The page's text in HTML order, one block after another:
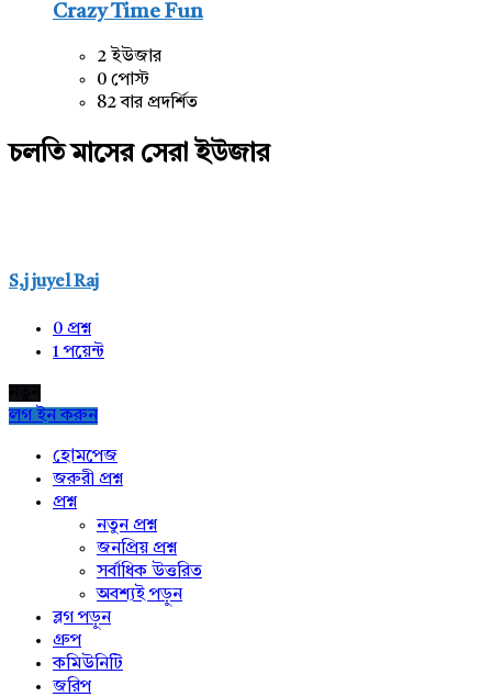
Crazy Time Fun
2 ইউজার
0 পোস্ট
82 বার প্রদর্শিত
চলতি মাসের সেরা ইউজার
S,j juyel Raj
0 প্রশ্ন
1পয়েন্ট
লগ ইন করুন
Exploreহোমপেজ
জরুরী প্রশ্ন
প্রশ্ন
নতুন প্রশ্ন
জনপ্রিয় প্রশ্ন
সর্বাধিক উত্তরিত
অবশ্যই পড়ুন
ব্লগ পড়ুন
গ্রুপ
কমিউনিটি
জরিপ